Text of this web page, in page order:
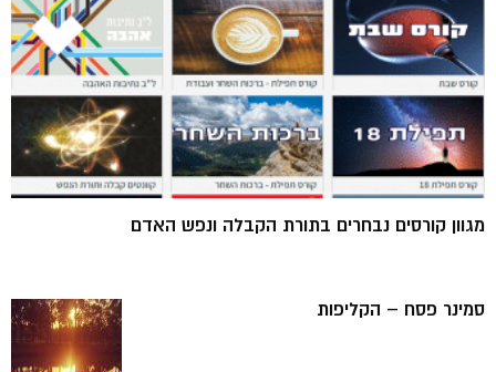
מגוון קורסים נבחרים בתורת הקבלה ונפש האדם
סמינר פסח – הקליפות